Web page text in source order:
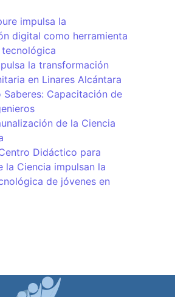
impulsa la
digital como herramienta
la transformación
en Linares Alcántara
Capacitación de
de la Ciencia
Didáctico para
la Ciencia impulsan la
de jóvenes en